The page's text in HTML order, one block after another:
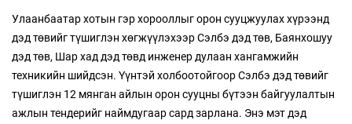
Улаанбаатар хотын гэр хорооллыг орон сууцжуулах хүрээнд
дэд төвийг түшиглэн хөгжүүлэхээр Сэлбэ дэд төв, Баянхошуу
дэд төв, Шар хад дэд төвд инженер дулаан хангамжийн
техникийн шийдсэн. Үүнтэй холбоотойгоор Сэлбэ дэд төвийг
түшиглэн 12 мянган айлын орон сууцны бүтээн байгуулалтын
ажлын тендерийг наймдугаар сард зарлана. Энэ мэт дэд